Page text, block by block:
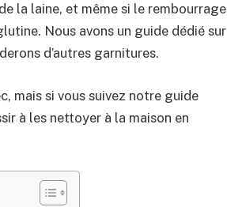
la laine, et même si le rembourrage
Nous avons un guide dédié sur
d’autres garnitures.
mais si vous suivez notre guide
à les nettoyer à la maison en